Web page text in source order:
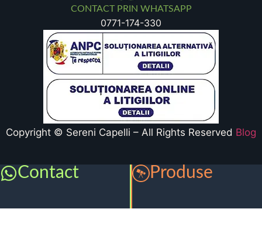
CONTACT PRIN WHATSAPP
0771-174-330
Copyright © Sereni Capelli – All Rights Reserved Blog
Contact Produse